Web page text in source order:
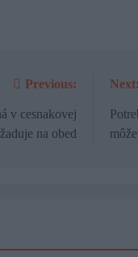
Previous:
v cesnakovej
na obed
Next: